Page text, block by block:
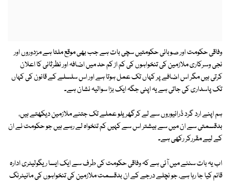
وفاقی حکومت اور صوبائی حکومتیں سچی بات ہے جب بھی موقع ملتا ہے مزدوروں اور
نجی وسرکاری ملازمین کی تنخواہوں کی کم از کم حد میں اضافہ اور نظرثانی کا اعلان
کرتی ہیں مگر اس اضافے پر کہاں تک عمل ہوتا ہے اور اس سلسلے کے قانون کی کہاں
تک پاسداری کی جاتی ہے یہ اپنی جگہ ایک بڑا سوالیہ نشان ہے۔
ہم اپنے ارد گرد ڈرائیوروں سے لے کرگھریلو عملے تک جتنے ملازمین دیکھتے ہیں،
بدقسمتی سے ان میں سے بیشتر اس سے کہیں کم تنخواہ لے رہے ہیں جو حکومت نے ان
کے لیے مقررکر رکھی ہے۔
اب یہ بات سننے میں آئی ہے کہ وفاقی حکومت کی طرف سے ایک ایسا ریگولیٹری ادارہ
قائم کیا جا رہا ہے، جو نچلے درجے کے ان بدقسمت ملازمین کی تنخواہوں کی مانیٹرنگ